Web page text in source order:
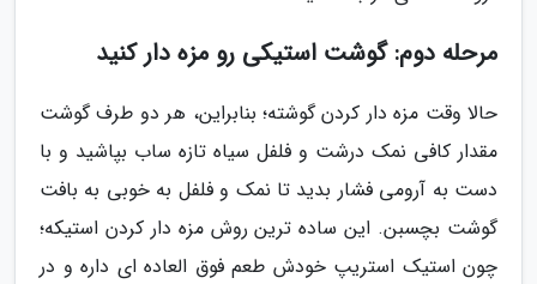
مرحله دوم: گوشت استیکی رو مزه دار کنید
حالا وقت مزه دار کردن گوشته؛ بنابراین، هر دو طرف گوشت
مقدار کافی نمک درشت و فلفل سیاه تازه ساب بپاشید و با
دست به آرومی فشار بدید تا نمک و فلفل به خوبی به بافت
گوشت بچسبن. این ساده ترین روش مزه دار کردن استیکه؛
چون استیک استریپ خودش طعم فوق العاده ای داره و در